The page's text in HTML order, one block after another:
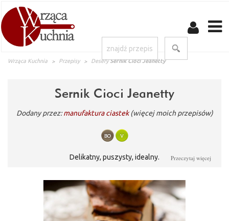
Wrząca Kuchnia Przepisy Desery Sernik Cioci Jeanetty
Sernik Cioci Jeanetty
Dodany przez:manufaktura ciastek (więcej moich przepisów)
Delikatny, puszysty, idealny. Przeczytaj więcej